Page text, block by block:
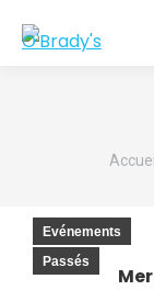
Accueil
Evénements
Passés